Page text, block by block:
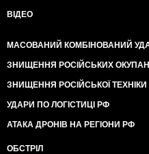
ВІДЕО
МАСОВАНИЙ КОМБІНОВАНИЙ
ЗНИЩЕННЯ РОСІЙСЬКИХ
ЗНИЩЕННЯ РОСІЙСЬКОЇ ТЕХНІКИ
УДАРИ ПО ЛОГІСТИЦІ РФ
АТАКА ДРОНІВ НА РЕГІОНИ РФ
ОБСТРІЛ